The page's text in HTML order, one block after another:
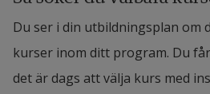
Du ser i din utbildningsplan om
kurser inom ditt program. Du
det är dags att välja kurs med